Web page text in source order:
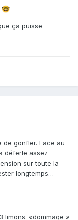
🤓
ça puisse
gonfler. Face au
déferle assez
sur toute la
longtemps…
limons. «dommage »